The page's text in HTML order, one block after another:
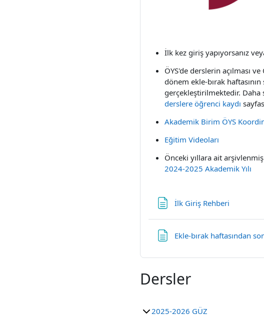
İlk kez giriş yapıyorsanız
ÖYS'de derslerin açılması
dönem ekle-bırak
gerçekleştirilmektedir. Daha
derslere öğrenci kaydı
Akademik Birim ÖYS
Eğitim Videoları
Önceki yıllara ait
2024-2025 Akademik Yılı
İlk Giriş Rehberi
Ekle-bırak haftasından
Dersler
2025-2026 GÜZ